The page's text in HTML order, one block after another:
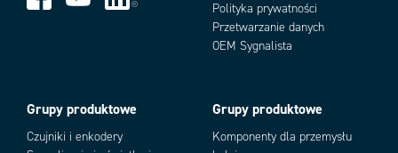
Typ styków 1 NC
2xM16/M20
Add as new cart row
Polityka prywatności
Przetwarzanie danych
OEM Sygnalista
Grupy produktowe
Czujniki i enkodery
Grupy produktowe
Komponenty dla przemysłu